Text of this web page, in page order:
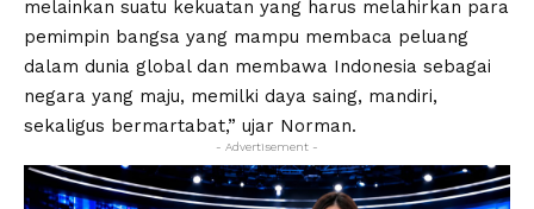
melainkan suatu kekuatan yang harus melahirkan para
pemimpin bangsa yang mampu membaca peluang
dalam dunia global dan membawa Indonesia sebagai
negara yang maju, memilki daya saing, mandiri,
sekaligus bermartabat,” ujar Norman.
- Advertisement -